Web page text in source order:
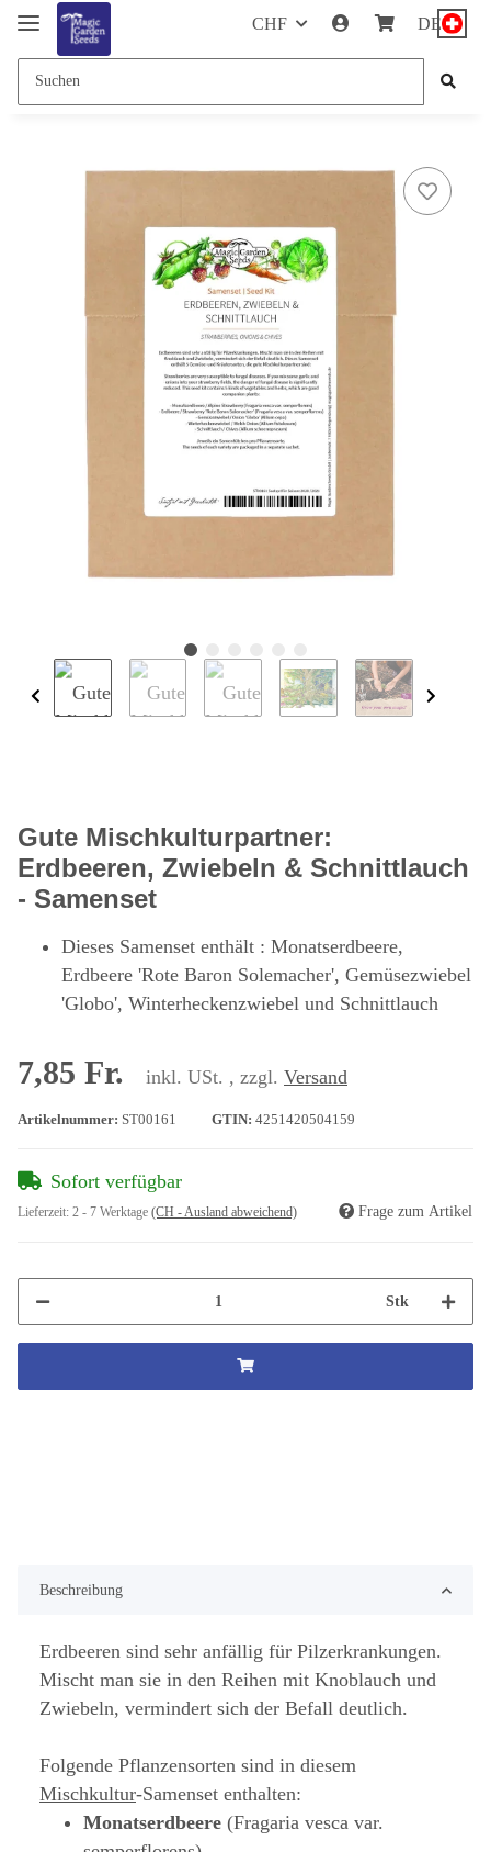
CHF DE
Gute Mischkulturpartner:
Erdbeeren, Zwiebeln & Schnittlauch
- Samenset
Dieses Samenset enthält : Monatserdbeere,
Erdbeere 'Rote Baron Solemacher', Gemüsezwiebel
'Globo', Winterheckenzwiebel und Schnittlauch
7,85 Fr. inkl. USt. , zzgl. Versand
Artikelnummer: ST00161 GTIN: 4251420504159
Sofort verfügbar
Lieferzeit: 2 - 7 Werktage (CH - Ausland abweichend) Frage zum Artikel
Stk
Beschreibung
Erdbeeren sind sehr anfällig für Pilzerkrankungen.
Mischt man sie in den Reihen mit Knoblauch und
Zwiebeln, vermindert sich der Befall deutlich.
Folgende Pflanzensorten sind in diesem
Mischkultur-Samenset enthalten:
Monatserdbeere (Fragaria vesca var.